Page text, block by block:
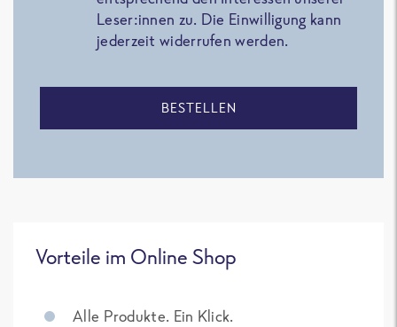
Leser:innen zu. Die Einwilligung kann
jederzeit widerrufen werden.
BESTELLEN
Vorteile im Online Shop
Alle Produkte. Ein Klick.